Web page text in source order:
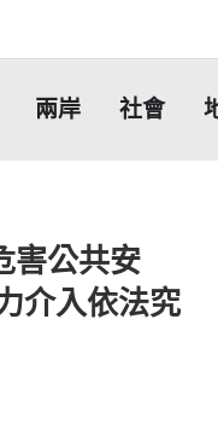
兩岸 社會
害公共安
介入依法究